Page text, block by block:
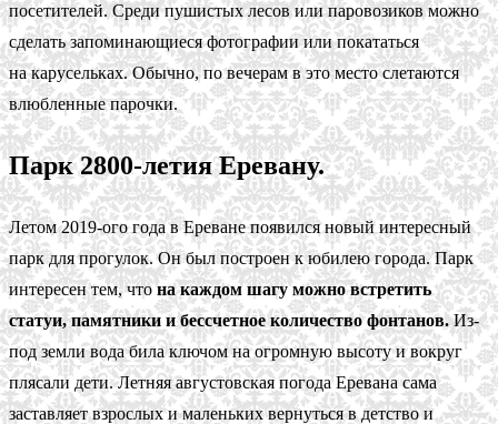
посетителей. Среди пушистых лесов или паровозиков можно
сделать запоминающиеся фотографии или покататься
на карусельках. Обычно, по вечерам в это место слетаются
влюбленные парочки.
Парк 2800-летия Еревану.
Летом 2019-ого года в Ереване появился новый интересный
парк для прогулок. Он был построен к юбилею города. Парк
интересен тем, чтона каждом шагу можно встретить
статуи, памятники и бессчетное количество фонтанов.Из-
под земли вода била ключом на огромную высоту и вокруг
плясали дети. Летняя августовская погода Еревана сама
заставляет взрослых и маленьких вернуться в детство и